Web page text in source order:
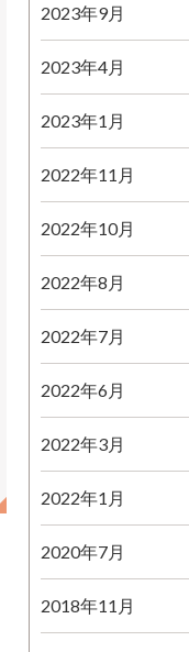
2023年9月
2023年4月
2023年1月
2022年11月
2022年10月
2022年8月
2022年7月
2022年6月
2022年3月
2022年1月
2020年7月
2018年11月